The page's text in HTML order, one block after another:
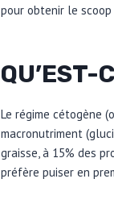
pour obtenir le
QU’EST-
Le régime cétogène
macronutriment
graisse, à 15% des
préfère puiser en